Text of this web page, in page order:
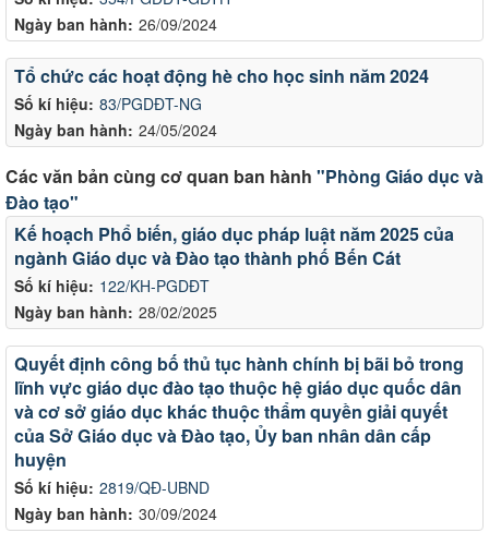
Ngày ban hành: 26/09/2024
Số kí hiệu: 83/PGDĐT-NG
Ngày ban hành: 24/05/2024
Tổ chức các hoạt động hè cho học sinh năm 2024
Các văn bản cùng cơ quan ban hành "Phòng Giáo dục và
Đào tạo"
Số kí hiệu: 122/KH-PGDĐT
Ngày ban hành: 28/02/2025
Kế hoạch Phổ biến, giáo dục pháp luật năm 2025 của
ngành Giáo dục và Đào tạo thành phố Bến Cát
Số kí hiệu: 2819/QĐ-UBND
Ngày ban hành: 30/09/2024
Quyết định công bố thủ tục hành chính bị bãi bỏ trong
lĩnh vực giáo dục đào tạo thuộc hệ giáo dục quốc dân
và cơ sở giáo dục khác thuộc thẩm quyền giải quyết
của Sở Giáo dục và Đào tạo, Ủy ban nhân dân cấp
huyện